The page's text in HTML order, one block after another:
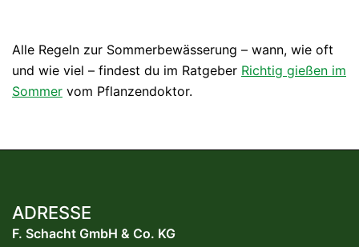
Alle Regeln zur Sommerbewässerung – wann, wie oft
und wie viel – findest du im Ratgeber Richtig gießen im
Sommer vom Pflanzendoktor.
ADRESSE
F. Schacht GmbH & Co. KG